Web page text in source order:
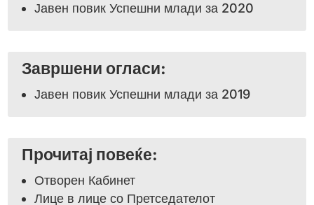
Јавен повик Успешни млади за 2020
Завршени огласи:
Јавен повик Успешни млади за 2019
Прочитај повеќе:
Отворен Кабинет
Лице в лице со Претседателот